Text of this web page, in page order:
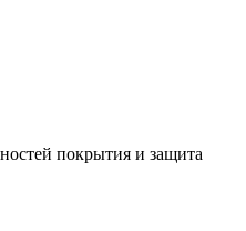
покрытия и защита